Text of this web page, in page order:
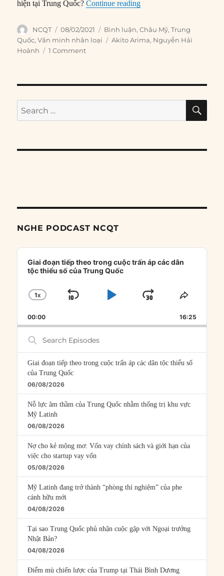
hiện tại Trung Quốc?Continue reading“‘Thời đại Đông Á’ của
Author
NCQT
Posted
on
08/02/2021 Categories
Bình luận,Châu Mỹ,Trung
Quốc,Văn minh nhân loại Tags
Akito Arima, Nguyễn Hải
Hoành
1 Comment
Search
for:
NGHE PODCAST NCQT
Audio
Player
Giai đoạn tiếp theo trong cuộc trấn áp các dân
tộc thiểu số của Trung Quốc
CHANGE
RATE
1X
SKIP
PLAYJUMP
FORWARD
SHARE
00:00 16:25
Search
Episodes
Giai đoạn tiếp theo trong cuộc trấn áp các dân tộc thiểu số
của Trung Quốc
06/08/2026
Nỗ lực âm thầm của Trung Quốc nhằm thống trị khu vực
Mỹ Latinh
06/08/2026
Nợ cho kẻ mộng mơ: Vốn vay chính sách và giới hạn của
việc cho startup vay vốn
05/08/2026
Mỹ Latinh đang trở thành “phòng thí nghiệm” của phe
cánh hữu mới
04/08/2026
Tại sao Trung Quốc phủ nhận cuộc gặp với Ngoại trưởng
Nhật Bản?
04/08/2026
Điểm mù chiến lược của Trump tại Thái Bình Dương